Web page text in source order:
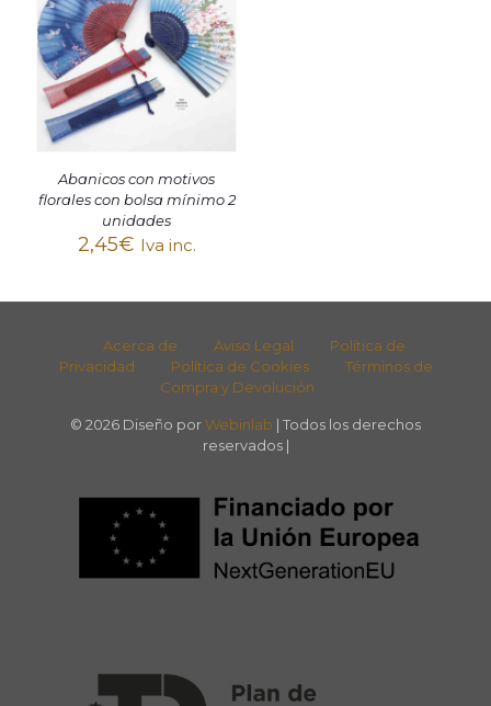
Abanicos con motivos
florales con bolsa mínimo 2
unidades
2,45€ Iva inc.
Acerca de Aviso Legal
Política de
Privacidad
Política de Cookies
Términos de
Compra y Devolución
© 2026 Diseño por Webinlab | Todos los derechos
reservados |